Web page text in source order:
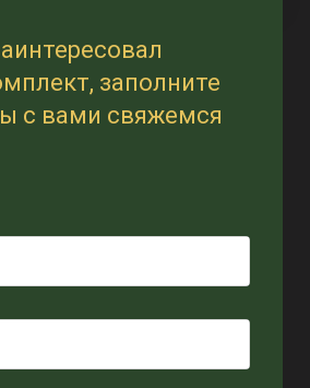
заполните
с вами свяжемся